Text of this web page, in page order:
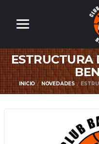
ESTRUCTURA
INICIO NOVEDADES